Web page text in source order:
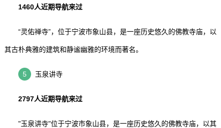
1460人近期导航来过
“灵佑禅寺”，位于宁波市象山县，是一座历史悠久的佛教寺庙，以
其古朴典雅的建筑和静谧幽雅的环境而著名。
5 玉泉讲寺
2797人近期导航来过
"玉泉讲寺"位于宁波市象山县，是一座历史悠久的佛教寺庙，以其